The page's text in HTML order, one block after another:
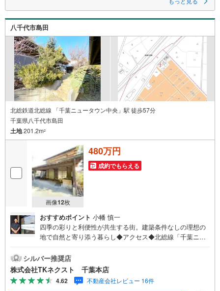
が出ているためアクセス面も大変便利です。建築条件なし！お好きなハウ
スメーカー・工務店で建築できます。ご希望の間取り、仕様、設備で理想
の住まいをお建て下さい！
▼ご予約頂くとご見学がスムーズです！
【営業時間9:00～20:00（火9:00～18:00）】
上記時間はお電話が繋がりやすくなっております。
人気の物件はお問合せが集中する為、お電話を頂くとスムーズにご案内出
来ます！
【慶和住宅について】
市川、船橋、松戸を中心に不動産・住宅情報［一戸建て（新築・中古）・
土地・マンション・事業用］を多数取り扱っています！
●経験豊富なスタッフが対応させて頂きます！
●キッズスペース完備！お子様連れのお客様も安心してご来店下さい！
●JR総武線「市川」駅より徒歩3分です！
八千代市島田
北総鉄道北総線 「千葉ニュータウン中央」駅 徒歩57分
千葉県八千代市島田
土地201.2m2
画像12枚
480万円
成約でもらえる
おすすめポイント 小幡 慎一
四季の彩りと利便性が共生する街。建築条件なしの理想の
地で自然と寄り添う暮らし◆アクセス◆北総線「千葉ニュ
夢を自由に叶える「建築条件なし」♪お好きな間取りで納
得のプランニング♪下総台地の豊かな自然と、昔ながらの
里山の原風景が色濃く残るエリア♪四季折々の自然を感じ
ながら散策を楽しめる環境♪イオンモール八千代緑が丘な
シルバー推奨店
株式会社TKネクスト 千葉本店
4.62 不動産会社レビュー 16件